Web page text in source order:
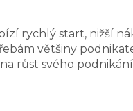
rychlý start, nižší
většiny
růst svého